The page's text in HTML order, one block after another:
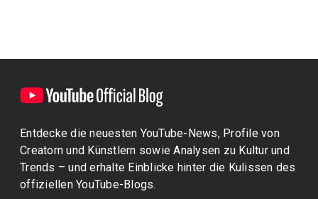
Entdecke die neuesten YouTube-News, Profile von
Creatorn und Künstlern sowie Analysen zu Kultur und
Trends – und erhalte Einblicke hinter die Kulissen des
offiziellen YouTube-Blogs.